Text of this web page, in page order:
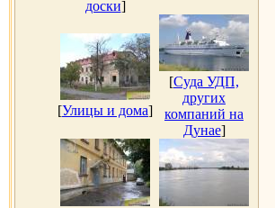
доски]
[Улицы и дома]
[Суда УДП,
других
компаний на
Дунае]